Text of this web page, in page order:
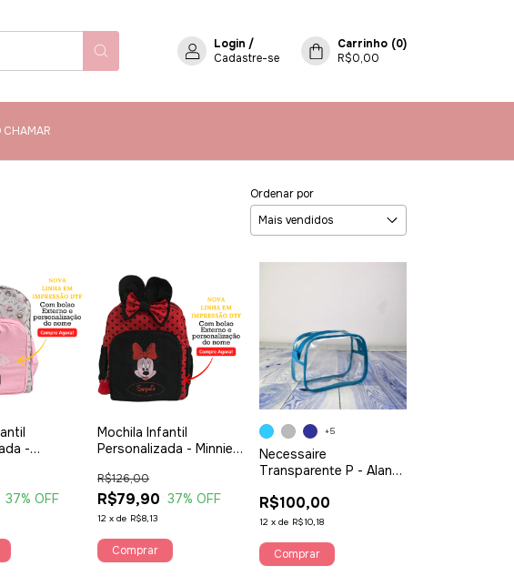
Login /
Cadastre-se
Carrinho (0)
R$0,00
CHAMAR
Ordenar por
-
37% OFF
Mochila Infantil
Personalizada - Minnie
R$79,90
R$126,00
37% OFF
12 xde R$8,13
Comprar
Necessaire
Transparente P - Alan
R$100,00
12 xde R$10,18
+5
Comprar